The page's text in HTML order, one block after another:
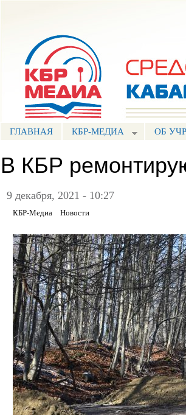
ГЛАВНАЯ КБР-МЕДИА ОБ
В КБР
9 декабря, 2021 - 10:27
КБР-Медиа Новости